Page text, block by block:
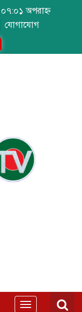
অপরাহ্ন
যোগাযোগ
Toggle